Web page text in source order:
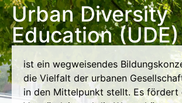
Urban Diversity
Education (UDE)
ist ein wegweisendes
die Vielfalt der urbanen
in den Mittelpunkt stellt. Es fördert